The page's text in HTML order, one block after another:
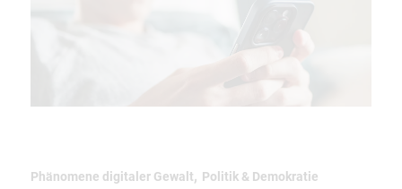
Phänomene digitaler Gewalt, Politik & Demokratie